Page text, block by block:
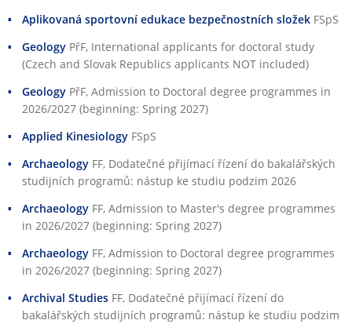
Aplikovaná sportovní edukace bezpečnostních složek FSpS
Geology PřF, International applicants for doctoral study
(Czech and Slovak Republics applicants NOT included)
Geology PřF, Admission to Doctoral degree programmes in
2026/2027 (beginning: Spring 2027)
Applied Kinesiology FSpS
Archaeology FF, Dodatečné přijímací řízení do bakalářských
studijních programů: nástup ke studiu podzim 2026
Archaeology FF, Admission to Master's degree programmes
in 2026/2027 (beginning: Spring 2027)
Archaeology FF, Admission to Doctoral degree programmes
in 2026/2027 (beginning: Spring 2027)
Archival Studies FF, Dodatečné přijímací řízení do
bakalářských studijních programů: nástup ke studiu podzim